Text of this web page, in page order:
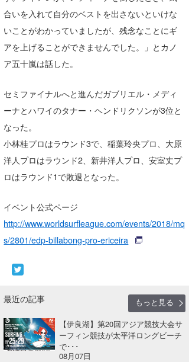
合いを入れて自分のベストを出さないといけな
いことがわかっていましたが、残念なことにギ
アを上げることができませんでした。」とカノ
ア五十嵐は話した。
セミファイナルへと進んだガブリエル・メディ
ーナとハワイのタナー・ヘンドリクソンが3位と
なった。
小林桂プロはラウンド3で、稲葉玲央プロ、大原
洋人プロはラウンド2、新井洋人プロ、安室丈プ
ロはラウンド1で敗退となった。
イベント公式ページ
http://www.worldsurfleague.com/events/2018/mq
s/2801/edp-billabong-pro-ericeira
最近の記事
もっと見る
【伊良湖】第20回アジア競技大会サ
ーフィン競技が太平洋ロングビーチ
で･･･
08月07日